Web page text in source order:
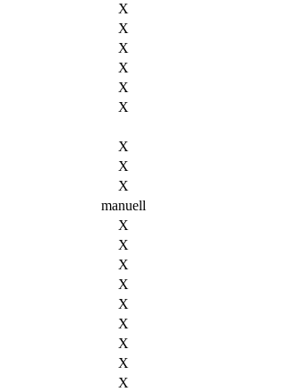
X
X
X
X
X
X
X
X
X
manuell
X
X
X
X
X
X
X
X
X